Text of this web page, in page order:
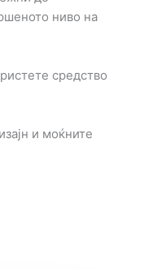
ниво на
средство
и моќните